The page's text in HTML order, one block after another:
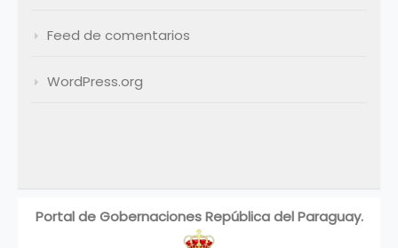
Feed de comentarios
WordPress.org
Portal de Gobernaciones República del Paraguay.